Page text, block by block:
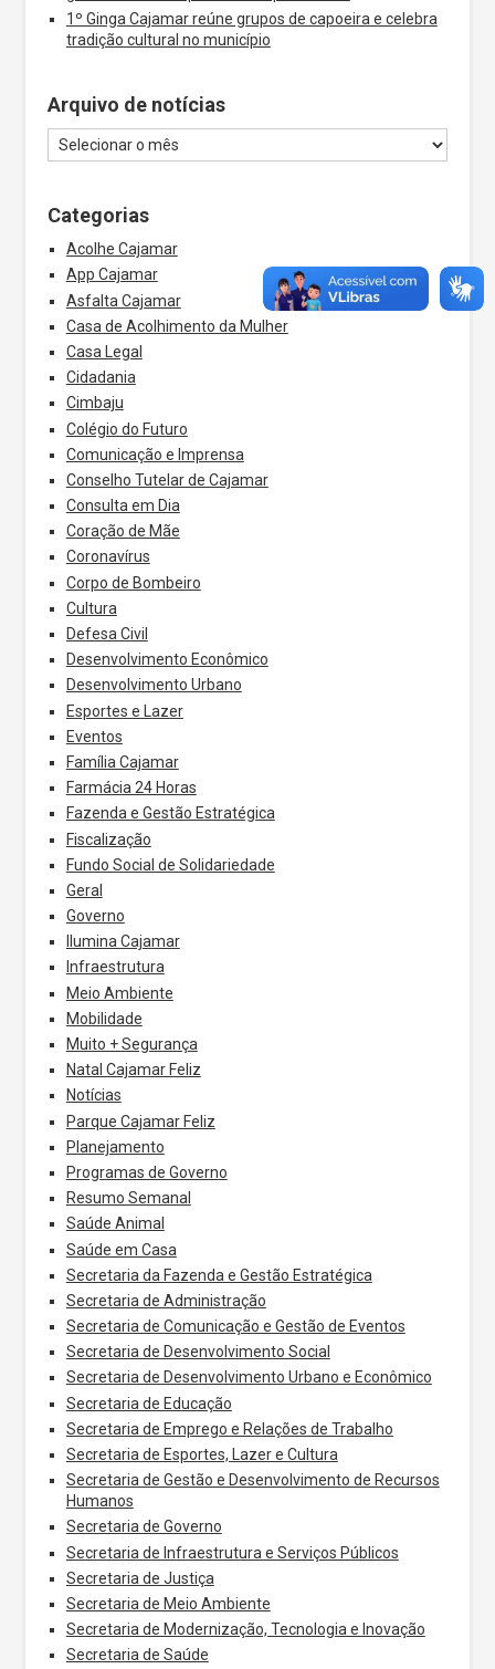
1º Ginga Cajamar reúne grupos de capoeira e celebra
tradição cultural no município
Arquivo de notícias
Categorias
Acolhe Cajamar
App Cajamar
Asfalta Cajamar
Casa de Acolhimento da Mulher
Casa Legal
Cidadania
Cimbaju
Colégio do Futuro
Comunicação e Imprensa
Conselho Tutelar de Cajamar
Consulta em Dia
Coração de Mãe
Coronavírus
Corpo de Bombeiro
Cultura
Defesa Civil
Desenvolvimento Econômico
Desenvolvimento Urbano
Esportes e Lazer
Eventos
Família Cajamar
Farmácia 24 Horas
Fazenda e Gestão Estratégica
Fiscalização
Fundo Social de Solidariedade
Geral
Governo
Ilumina Cajamar
Infraestrutura
Meio Ambiente
Mobilidade
Muito + Segurança
Natal Cajamar Feliz
Notícias
Parque Cajamar Feliz
Planejamento
Programas de Governo
Resumo Semanal
Saúde Animal
Saúde em Casa
Secretaria da Fazenda e Gestão Estratégica
Secretaria de Administração
Secretaria de Comunicação e Gestão de Eventos
Secretaria de Desenvolvimento Social
Secretaria de Desenvolvimento Urbano e Econômico
Secretaria de Educação
Secretaria de Emprego e Relações de Trabalho
Secretaria de Esportes, Lazer e Cultura
Secretaria de Gestão e Desenvolvimento de Recursos
Humanos
Secretaria de Governo
Secretaria de Infraestrutura e Serviços Públicos
Secretaria de Justiça
Secretaria de Meio Ambiente
Secretaria de Modernização, Tecnologia e Inovação
Secretaria de Saúde